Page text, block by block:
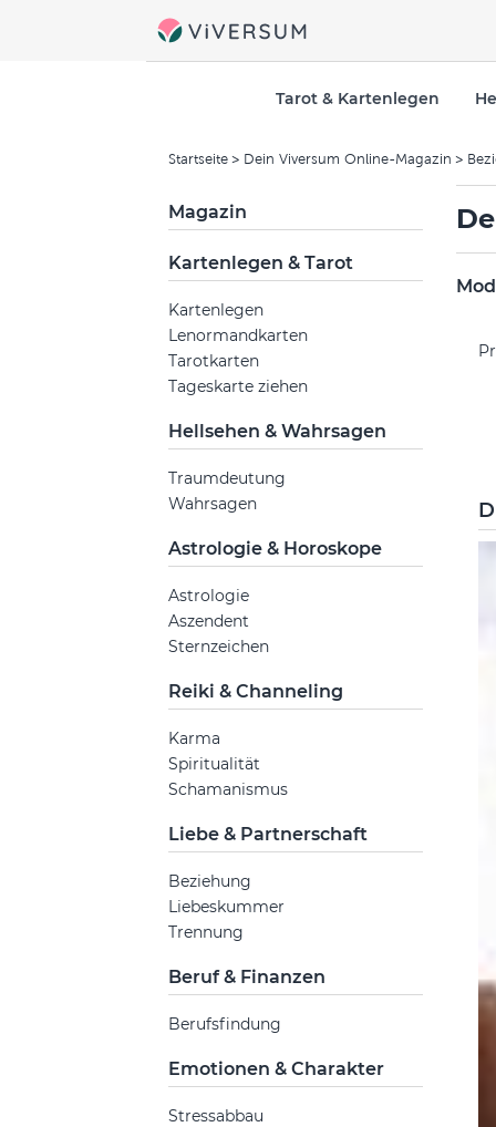
Tarot & Kartenlegen
Startseite Dein Viversum Online-Magazin
Magazin
Kartenlegen & Tarot
Kartenlegen
Lenormandkarten
Tarotkarten
Tageskarte ziehen
Hellsehen & Wahrsagen
Traumdeutung
Wahrsagen
Astrologie & Horoskope
Astrologie
Aszendent
Sternzeichen
Reiki & Channeling
Karma
Spiritualität
Schamanismus
Liebe & Partnerschaft
Beziehung
Liebeskummer
Trennung
Beruf & Finanzen
Berufsfindung
Emotionen & Charakter
Stressabbau